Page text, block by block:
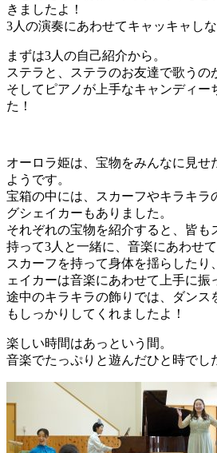
きましたよ！
3人の演奏にあわせてキャッキャし
まずは3人の自己紹介から。
ステラと、ステラのお友達で歌うの
そしてピアノが上手なキャンディー
た！
オーロラ姫は、宝物をみんなに見せ
ようです。
宝箱の中には、スカーフやキラキラ
グシェイカーもありました。
それぞれの宝物を紹介すると、皆も
持って3人と一緒に、音楽にあわせて
スカーフを持って身体を揺らしたり
ェイカーは音楽にあわせて上手に振
途中のキラキラの飾りでは、ダンス
もしっかりしてくれましたよ！
楽しい時間はあっという間。
音楽でたっぷりと遊んだひと時でし